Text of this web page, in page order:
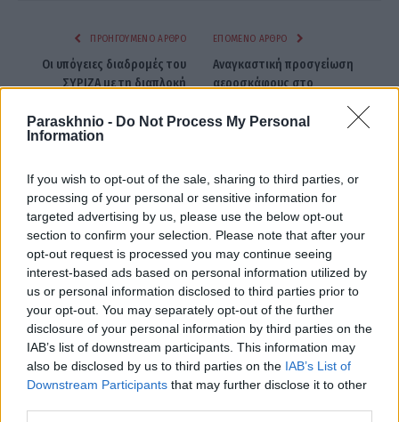
Paraskhnio - Do Not Process My Personal
Information
If you wish to opt-out of the sale, sharing to third parties, or
processing of your personal or sensitive information for
targeted advertising by us, please use the below opt-out
section to confirm your selection. Please note that after your
opt-out request is processed you may continue seeing
interest-based ads based on personal information utilized by
us or personal information disclosed to third parties prior to
your opt-out. You may separately opt-out of the further
disclosure of your personal information by third parties on the
IAB’s list of downstream participants. This information may
also be disclosed by us to third parties on the IAB’s List of
Downstream Participants that may further disclose it to other
ΠΡΟΗΓΟΎΜΕΝΟ ΆΡΘΡΟ
Οι υπόγειες διαδρομές του
ΣΥΡΙΖΑ με τη διαπλοκή
ΕΠΌΜΕΝΟ ΆΡΘΡΟ
Αναγκαστική προσγείωση
αεροσκάφους στο
gmylonas
ΣΧΕΤΙΚΑΑΡΘΡΑ